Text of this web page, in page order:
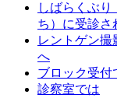
しばらくぶ
ち）に受診さ
レントゲン
へ
ブロック受付
診察室では